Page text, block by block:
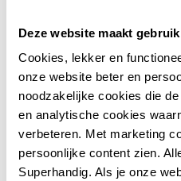
Deze website maakt
Cookies, lekker en
onze website beter en
noodzakelijke cookies die
en analytische cookies
verbeteren. Met marketing
persoonlijke content zien.
Superhandig. Als je onze